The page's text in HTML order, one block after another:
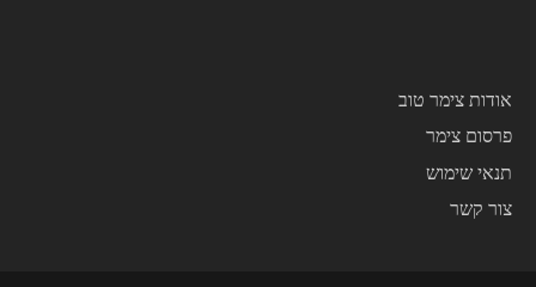
אודות צימר טוב
פרסום צימר
תנאי שימוש
צור קשר